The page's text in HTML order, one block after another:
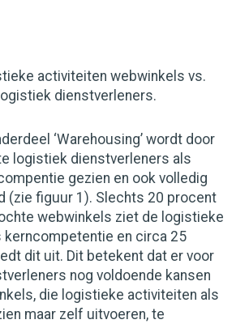
activiteiten webwinkels vs.
dienstverleners.
‘Warehousing’ wordt door
logistiek dienstverleners als
gezien en ook volledig
(zie figuur 1). Slechts 20 procent
webwinkels ziet de logistieke
kerncompetentie en circa 25
dit uit. Dit betekent dat er voor
nog voldoende kansen
die logistieke activiteiten als
maar zelf uitvoeren, te